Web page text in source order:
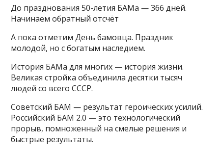
До празднования 50-летия БАМа — 366 дней.
Начинаем обратный отсчёт
А пока отметим День бамовца. Праздник
молодой, но с богатым наследием.
История БАМа для многих — история жизни.
Великая стройка объединила десятки тысяч
людей со всего СССР.
Советский БАМ — результат героических усилий.
Российский БАМ 2.0 — это технологический
прорыв, помноженный на смелые решения и
быстрые результаты.